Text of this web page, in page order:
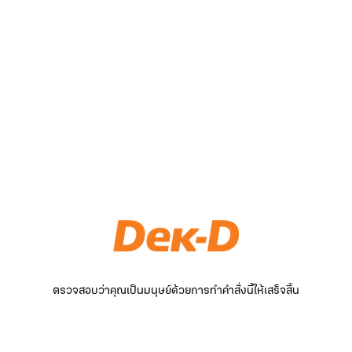
ตรวจสอบว่าคุณเป็นมนุษย์ด้วยการทำคำสั่งนี้ให้เสร็จสิ้น